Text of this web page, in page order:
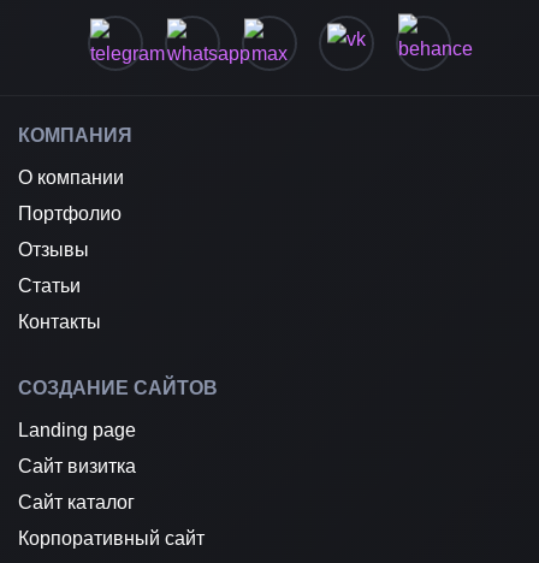
КОМПАНИЯ
О компании
Портфолио
Отзывы
Статьи
Контакты
СОЗДАНИЕ САЙТОВ
Landing page
Сайт визитка
Сайт каталог
Корпоративный сайт